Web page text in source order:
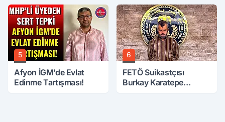
Üzerine Çıkarıldı
5
Afyon İGM’de Evlat
Edinme Tartışması!
6
FETÖ Suikastçısı
Burkay Karatepe